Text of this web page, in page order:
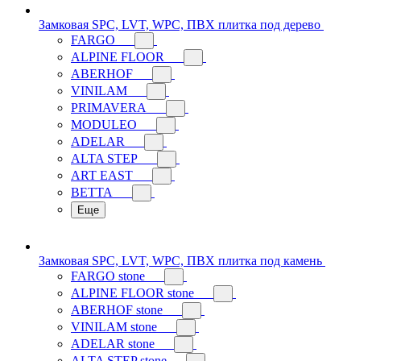
Замковая SPC, LVT, WPC, ПВХ плитка под дерево
FARGO
ALPINE FLOOR
ABERHOF
VINILAM
PRIMAVERA
MODULEO
ADELAR
ALTA STEP
ART EAST
BETTA
Еще
Замковая SPC, LVT, WPC, ПВХ плитка под камень
FARGO stone
ALPINE FLOOR stone
ABERHOF stone
VINILAM stone
ADELAR stone